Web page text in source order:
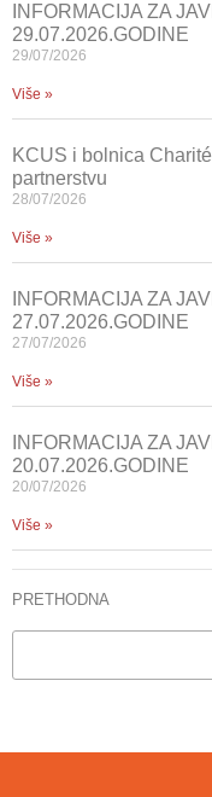
INFORMACIJA ZA
29.07.2026.GODINE
29/07/2026
Više »
KCUS i bolnica
partnerstvu
28/07/2026
Više »
INFORMACIJA ZA
27.07.2026.GODINE
27/07/2026
Više »
INFORMACIJA ZA
20.07.2026.GODINE
20/07/2026
Više »
PRETHODNA